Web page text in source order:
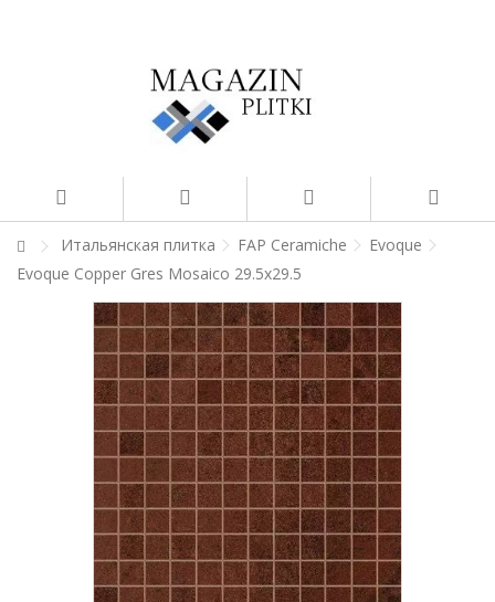
Итальянская плитка FAP Ceramiche
Evoque
Evoque Copper Gres Mosaico 29.5x29.5